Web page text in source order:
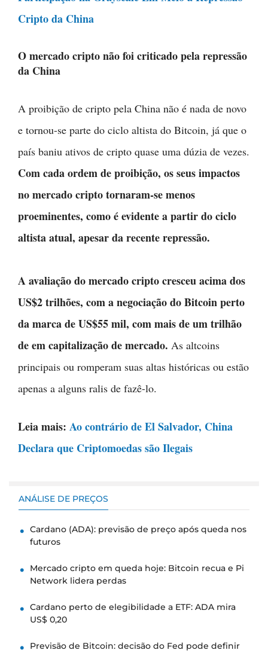
Cripto da China
O mercado cripto não foi criticado pela repressão
da China
A proibição de cripto pela China não é nada de novo
e tornou-se parte do ciclo altista do Bitcoin, já que o
país baniu ativos de cripto quase uma dúzia de vezes.
Com cada ordem de proibição, os seus impactos
no mercado cripto tornaram-se menos
proeminentes, como é evidente a partir do ciclo
altista atual, apesar da recente repressão.
A avaliação do mercado cripto cresceu acima dos
US$2 trilhões, com a negociação do Bitcoin perto
da marca de US$55 mil, com mais de um trilhão
de em capitalização de mercado. As altcoins
principais ou romperam suas altas históricas ou estão
apenas a alguns ralis de fazê-lo.
Leia mais: Ao contrário de El Salvador, China
Declara que Criptomoedas são Ilegais
ANÁLISE DE PREÇOS
Cardano (ADA): previsão de preço após queda nos
futuros
Mercado cripto em queda hoje: Bitcoin recua e Pi
Network lidera perdas
Cardano perto de elegibilidade a ETF: ADA mira
US$ 0,20
Previsão de Bitcoin: decisão do Fed pode definir